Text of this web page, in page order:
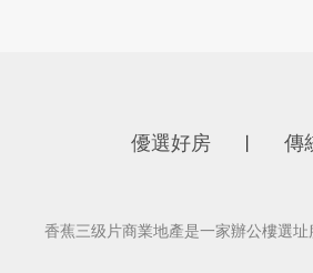
優選好房 傳
香蕉三级片商業地產是一家辦公樓選址服